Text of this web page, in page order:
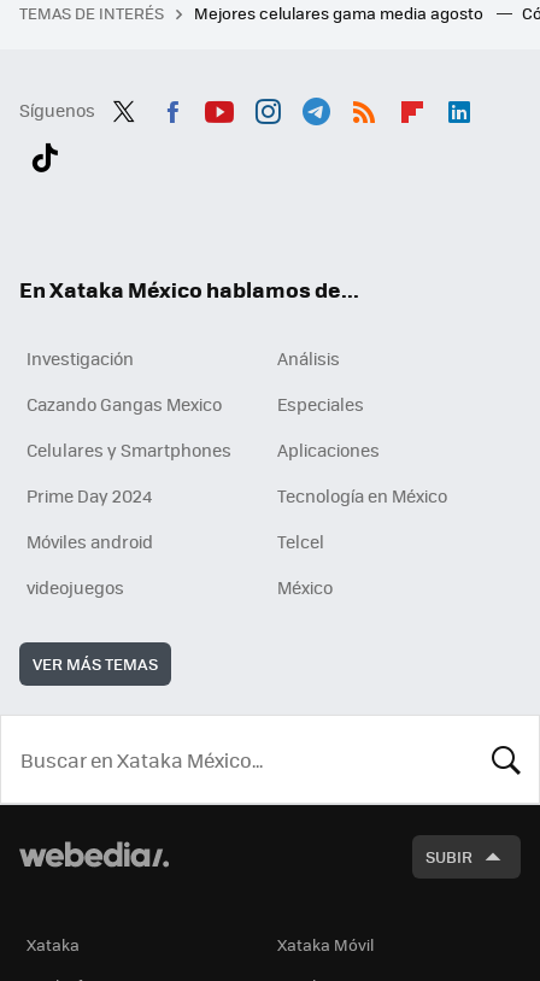
TEMAS DE INTERÉS Mejores celulares gama media agosto
Síguenos
En Xataka México hablamos de...
Investigación
Análisis
Cazando Gangas Mexico
Especiales
Celulares y Smartphones
Aplicaciones
Prime Day 2024
Tecnología en México
Móviles android
Telcel
videojuegos
México
VER MÁS TEMAS
SUBIR
Xataka
Xataka Móvil